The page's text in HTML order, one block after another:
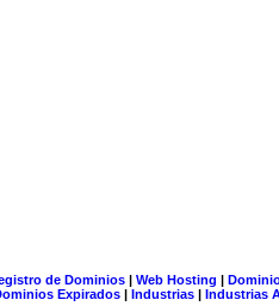
de Dominios| Web Hosting |
Expirados | Industrias | Industrias